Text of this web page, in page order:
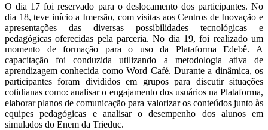
O dia 17 foi reservado para o deslocamento dos participantes. No
dia 18, teve início a Imersão, com visitas aos Centros de Inovação e
apresentações das diversas possibilidades tecnológicas e
pedagógicas oferecidas pela parceria. No dia 19, foi realizado um
momento de formação para o uso da Plataforma Edebê. A
capacitação foi conduzida utilizando a metodologia ativa de
aprendizagem conhecida como Word Café. Durante a dinâmica, os
participantes foram divididos em grupos para discutir situações
cotidianas como: analisar o engajamento dos usuários na Plataforma,
elaborar planos de comunicação para valorizar os conteúdos junto às
equipes pedagógicas e analisar o desempenho dos alunos em
simulados do Enem da Trieduc.